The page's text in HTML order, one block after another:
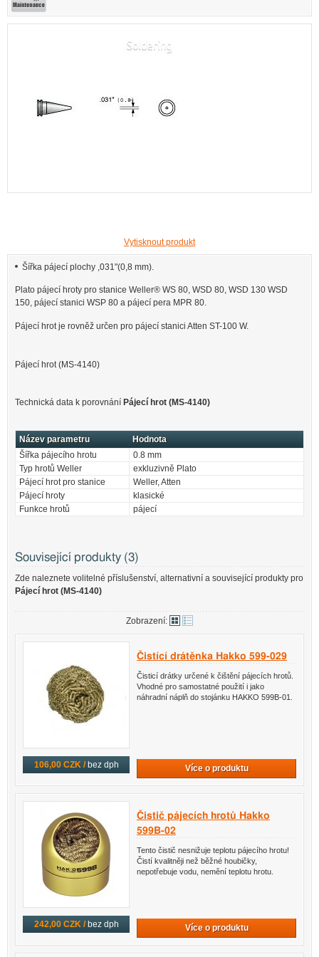
Vytisknout produkt
Šířka pájecí plochy ,031"(0,8 mm).
Plato pájecí hroty pro stanice Weller® WS 80, WSD 80, WSD 130 WSD
150, pájecí stanici WSP 80 a pájecí pera MPR 80.
Pájecí hrot je rovněž určen pro pájecí stanici Atten ST-100 W.
Pájecí hrot (MS-4140)
Technická data k porovnání Pájecí hrot (MS-4140)
Název parametru
Hodnota
Šířka pájecího hrotu
0.8 mm
Typ hrotů Weller
exkluzivně Plato
Pájecí hrot pro stanice
Weller, Atten
Pájecí hroty
klasické
Funkce hrotů
pájecí
Související produkty (3)
Zde naleznete volitelné příslušenství, alternativní a související produkty pro
Pájecí hrot (MS-4140)
Zobrazení:
106,00 CZK / bez dph
Čistící drátěnka Hakko 599-029
Čisticí drátky určené k čištění pájecích hrotů.
Vhodné pro samostatné použití i jako
náhradní náplň do stojánku HAKKO 599B-01.
Více o produktu
242,00 CZK / bez dph
Čistič pájecích hrotů Hakko
599B-02
Tento čistič nesnižuje teplotu pájecího hrotu!
Čistí kvalitněji než běžné houbičky,
nepotřebuje vodu, nemění teplotu hrotu.
Více o produktu